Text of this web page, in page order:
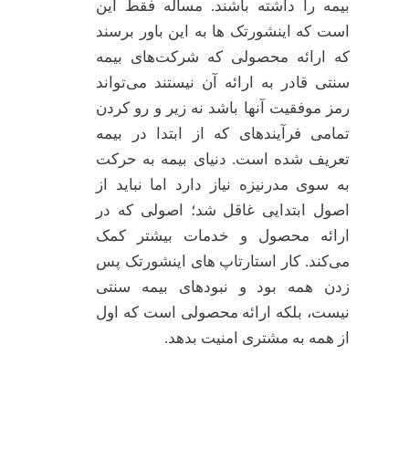
بیمه را داشته باشند. مساله فقط این
است که اینشورتک ها به این باور برسند
که ارائه محصولی که شرکت‌های بیمه
سنتی قادر به ارائه آن نیستند می‌تواند
رمز موفقیت آنها باشد نه زیر و رو کردن
تمامی فرآیندهای که از ابتدا در بیمه
تعریف شده است. دنیای بیمه به حرکت
به سوی مدرنیزه نیاز دارد اما نباید از
اصول ابتدایی غاقل شد؛ اصولی که در
ارائه محصول و خدمات بیشتر کمک
می‌کند. کار استارتاپ های اینشورتک پس
زدن همه بود و نبودهای بیمه سنتی
نیست، بلکه ارائه محصولی است که اول
از همه به مشتری امنیت بدهد.